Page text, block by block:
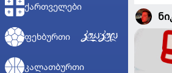
ᲥᲐᲠᲗᲕᲔᲚᲔᲑᲘ
ᲤᲔᲮᲑᲣᲠᲗᲘ
ᲙᲐᲚᲐᲗᲑᲣᲠᲗᲘ